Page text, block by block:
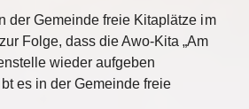
der Gemeinde freie Kitaplätze im
Folge, dass die Awo-Kita „Am
wieder aufgeben
es in der Gemeinde freie